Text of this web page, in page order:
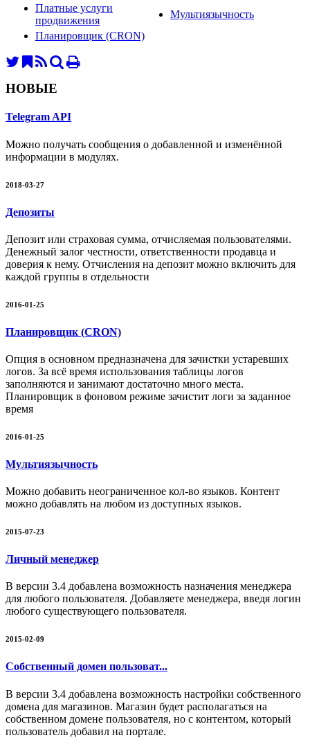
Платные услуги
продвижения
Мультиязычность
Планировщик (CRON)
НОВЫЕ
Telegram API
Можно получать сообщения о добавленной и изменённой
информации в модулях.
2018-03-27
Депозиты
Депозит или страховая сумма, отчисляемая пользователями.
Денежный залог честности, ответственности продавца и
доверия к нему. Отчисления на депозит можно включить для
каждой группы в отдельности
2016-01-25
Планировщик (CRON)
Опция в основном предназначена для зачистки устаревших
логов. За всё время использования таблицы логов
заполняются и занимают достаточно много места.
Планировщик в фоновом режиме зачистит логи за заданное
время
2016-01-25
Мультиязычность
Можно добавить неограниченное кол-во языков. Контент
можно добавлять на любом из доступных языков.
2015-07-23
Личный менеджер
В версии 3.4 добавлена возможность назначения менеджера
для любого пользователя. Добавляете менеджера, введя логин
любого существующего пользователя.
2015-02-09
Собственный домен пользоват...
В версии 3.4 добавлена возможность настройки собственного
домена для магазинов. Магазин будет располагаться на
собственном домене пользователя, но с контентом, который
пользователь добавил на портале.